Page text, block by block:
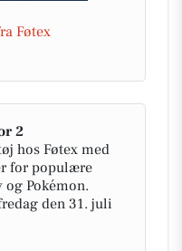
Føtex
2
hos Føtex med
for populære
Pokémon.
den 31. juli